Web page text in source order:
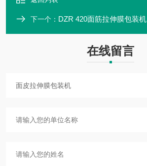
下一个： DZR 420面筋拉伸膜包装机
在线留言